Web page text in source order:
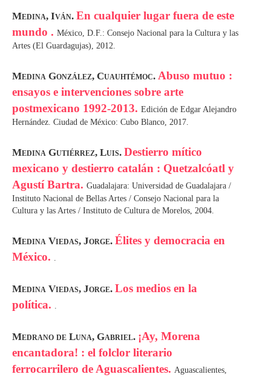
Medina, Iván. En cualquier lugar fuera de este
mundo . México, D.F.: Consejo Nacional para la Cultura y las
Artes (El Guardagujas), 2012.
Medina González, Cuauhtémoc. Abuso mutuo :
ensayos e intervenciones sobre arte
postmexicano 1992-2013. Edición de Edgar Alejandro
Hernández. Ciudad de México: Cubo Blanco, 2017.
Medina Gutiérrez, Luis. Destierro mítico
mexicano y destierro catalán : Quetzalcóatl y
Agustí Bartra. Guadalajara: Universidad de Guadalajara /
Instituto Nacional de Bellas Artes / Consejo Nacional para la
Cultura y las Artes / Instituto de Cultura de Morelos, 2004.
Medina Viedas, Jorge. Élites y democracia en
México.
Medina Viedas, Jorge. Los medios en la
política.
Medrano de Luna, Gabriel. ¡Ay, Morena
encantadora! : el folclor literario
ferrocarrilero de Aguascalientes. Aguascalientes,